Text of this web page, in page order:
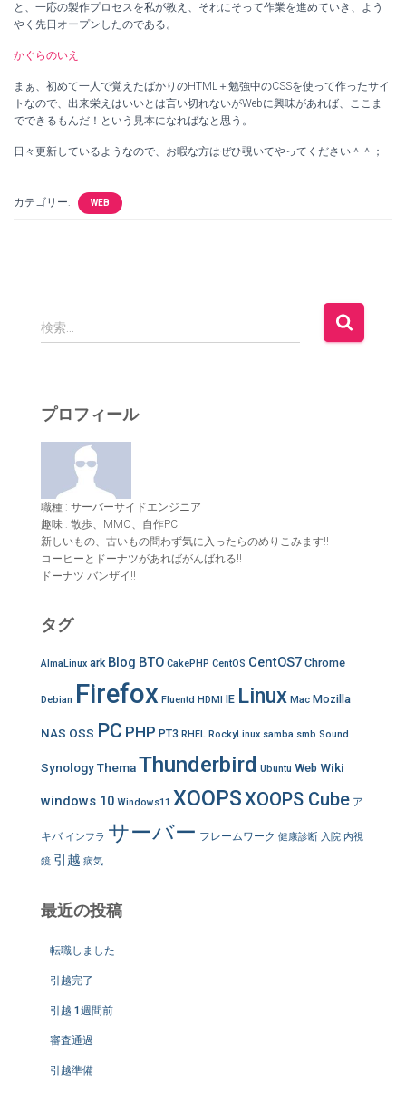
と、一応の製作プロセスを私が教え、それにそって作業を進めていき、よう
やく先日オープンしたのである。
かぐらのいえ
まぁ、初めて一人で覚えたばかりのHTML＋勉強中のCSSを使って作ったサイ
トなので、出来栄えはいいとは言い切れないがWebに興味があれば、ここま
でできるもんだ！という見本になればなと思う。
日々更新しているようなので、お暇な方はぜひ覗いてやってください＾＾；
カテゴリー: WEB
検
索
検索…
プロフィール
職種 : サーバーサイドエンジニア
趣味 : 散歩、MMO、自作PC
新しいもの、古いもの問わず気に入ったらのめりこみます!!
コーヒーとドーナツがあればがんばれる!!
ドーナツ バンザイ!!
タグ
AlmaLinux ark Blog BTO CakePHP CentOS CentOS7 Chrome
Debian Firefox Fluentd HDMI IE Linux Mac Mozilla
NAS OSS PC PHP PT3 RHEL RockyLinux samba smb Sound
SynologyThemaThunderbird Ubuntu Web Wiki
windows 10 Windows11 XOOPSXOOPS Cube ア
キバ インフラ サーバー フレームワーク 健康診断 入院 内視
鏡 引越 病気
最近の投稿
転職しました
引越完了
引越 1週間前
審査通過
引越準備